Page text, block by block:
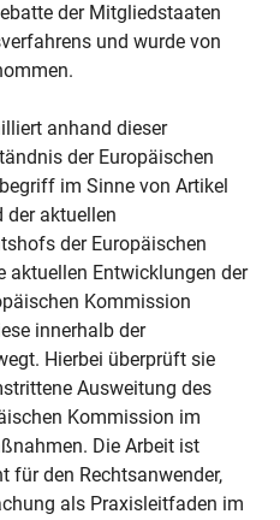
der Mitgliedstaaten
und wurde von
anhand dieser
der Europäischen
im Sinne von Artikel
der aktuellen
der Europäischen
aktuellen Entwicklungen der
Kommission
innerhalb der
Hierbei überprüft sie
Ausweitung des
Kommission im
Die Arbeit ist
für den Rechtsanwender,
als Praxisleitfaden im